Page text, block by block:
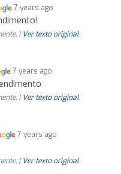
7 years ago
| Ver texto original
7 years ago
| Ver texto original
7 years ago
| Ver texto original